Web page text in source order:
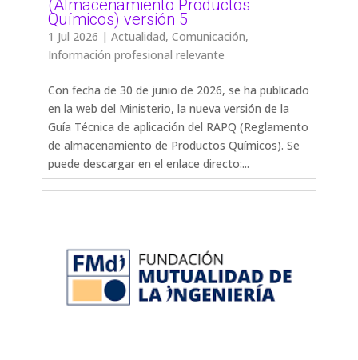
(Almacenamiento Productos
Químicos) versión 5
1 Jul 2026 |Actualidad,Comunicación,
Información profesional relevante
Con fecha de 30 de junio de 2026, se ha publicado
en la web del Ministerio, la nueva versión de la
Guía Técnica de aplicación del RAPQ (Reglamento
de almacenamiento de Productos Químicos). Se
puede descargar en el enlace directo:...